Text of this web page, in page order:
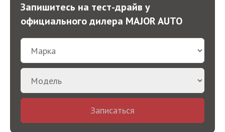
Запишитесь на тест-драйв у
официального дилера MAJOR AUTO
Записаться